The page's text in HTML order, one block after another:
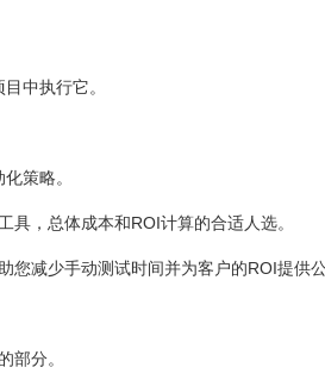
中执行它。
策略。
，总体成本和ROI计算的合适人选。
您减少手动测试时间并为客户的ROI提供
部分。